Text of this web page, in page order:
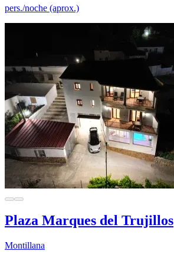
pers./noche (aprox.)
Plaza Marques del Trujillos
Montillana